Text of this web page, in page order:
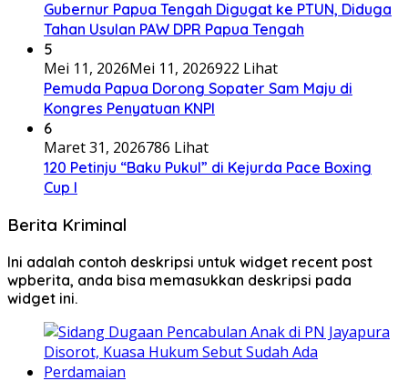
Gubernur Papua Tengah Digugat ke PTUN, Diduga
Tahan Usulan PAW DPR Papua Tengah
5
Mei 11, 2026Mei 11, 2026922 Lihat
Pemuda Papua Dorong Sopater Sam Maju di
Kongres Penyatuan KNPI
6
Maret 31, 2026786 Lihat
120 Petinju “Baku Pukul” di Kejurda Pace Boxing
Cup I
Berita Kriminal
Ini adalah contoh deskripsi untuk widget recent post
wpberita, anda bisa memasukkan deskripsi pada
widget ini.